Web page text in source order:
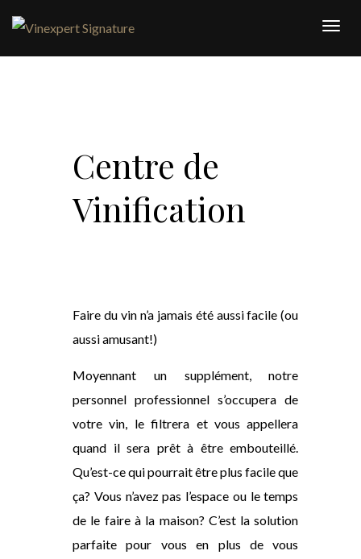
Centre de
Vinification
Faire du vin n’a jamais été aussi facile (ou
aussi amusant!)
Moyennant un supplément, notre
personnel professionnel s’occupera de
votre vin, le filtrera et vous appellera
quand il sera prêt à être embouteillé.
Qu’est-ce qui pourrait être plus facile que
ça? Vous n’avez pas l’espace ou le temps
de le faire à la maison? C’est la solution
parfaite pour vous en plus de vous